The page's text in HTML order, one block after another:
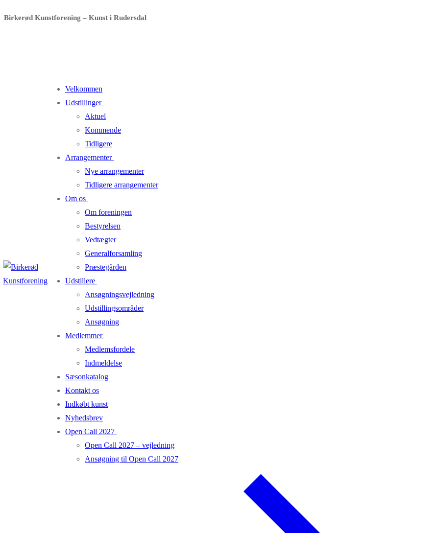
Birkerød Kunstforening – Kunst i Rudersdal
Velkommen
Udstillinger
Aktuel
Kommende
Tidligere
Arrangementer
Nye arrangementer
Tidligere arrangementer
Om os
Om foreningen
Bestyrelsen
Vedtægter
Generalforsamling
Præstegården
Udstillere
Ansøgningsvejledning
Udstillingsområder
Ansøgning
Medlemmer
Medlemsfordele
Indmeldelse
Sæsonkatalog
Kontakt os
Indkøbt kunst
Nyhedsbrev
Open Call 2027
Open Call 2027 – vejledning
Ansøgning til Open Call 2027